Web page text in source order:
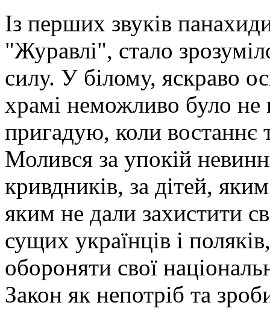
Із перших звуків
"Журавлі", стало
силу. У білому, яскраво
храмі неможливо було не
пригадую, коли востаннє
Молився за упокій
кривдників, за дітей,
яким не дали захистити
сущих українців і
обороняти свої
Закон як непотріб та